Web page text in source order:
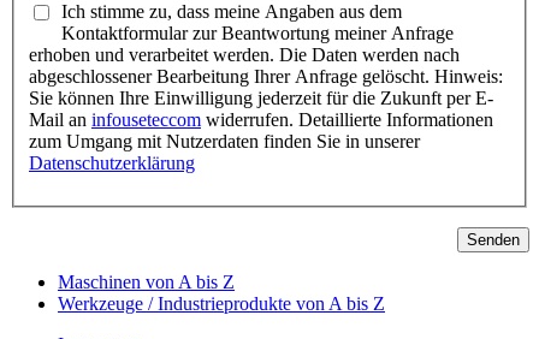
Ich stimme zu, dass meine Angaben aus dem
Kontaktformular zur Beantwortung meiner Anfrage
erhoben und verarbeitet werden. Die Daten werden nach
abgeschlossener Bearbeitung Ihrer Anfrage gelöscht. Hinweis:
Sie können Ihre Einwilligung jederzeit für die Zukunft per E-
Mail an infouseteccom widerrufen. Detaillierte Informationen
zum Umgang mit Nutzerdaten finden Sie in unserer
Datenschutzerklärung
Senden
Maschinen von A bis Z
Werkzeuge / Industrieprodukte von A bis Z